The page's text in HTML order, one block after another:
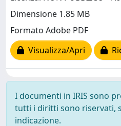
Dimensione 1.85 MB
Formato Adobe PDF
Visualizza/Apri
I documenti in IRIS sono
tutti i diritti sono riservati,
indicazione.